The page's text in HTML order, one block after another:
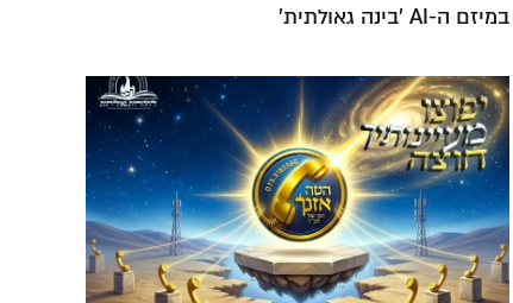
במיזם ה-AI 'בינה גאולתית'